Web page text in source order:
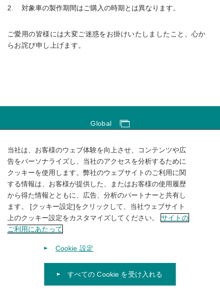
対象車の製作期間はご購入の時期とは異なります。
ご愛用の皆様には大変ご迷惑をお掛けいたしましたこと、心か
らお詫び申し上げます。
Global
サイトのご利用にあたって
ソーシャルメディアポリシー
個人情報保護方針
サイトマップ
© 1996-2026KUBOTA Corporation.
当社は、お客様のウェブ体験を向上させ、コンテンツや広
告をパーソナライズし、当社のアクセスを分析するために
クッキーを使用します。弊社のウェブサイトのご利用に関
する情報は、お客様が提供した、またはお客様の使用履歴
から得た情報とともに、広告、分析のパートナーと共有し
ます。 [クッキー設定]をクリックして、当社ウェブサイト
上のクッキー設定をカスタマイズしてください。
サイトの
ご利用にあたって
Cookie 設定
すべての Cookie を受け入れる